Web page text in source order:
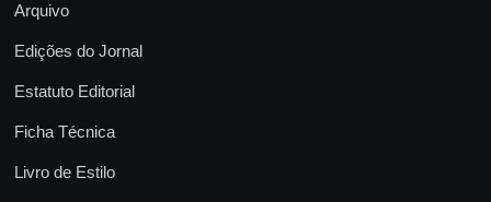
Arquivo
Edições do Jornal
Estatuto Editorial
Ficha Técnica
Livro de Estilo